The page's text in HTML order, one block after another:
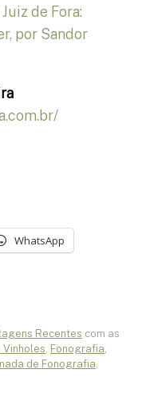
de Fora:
por Sandor
WhatsApp
Recentes com as
Vinholes Fonografia
de Fonografia